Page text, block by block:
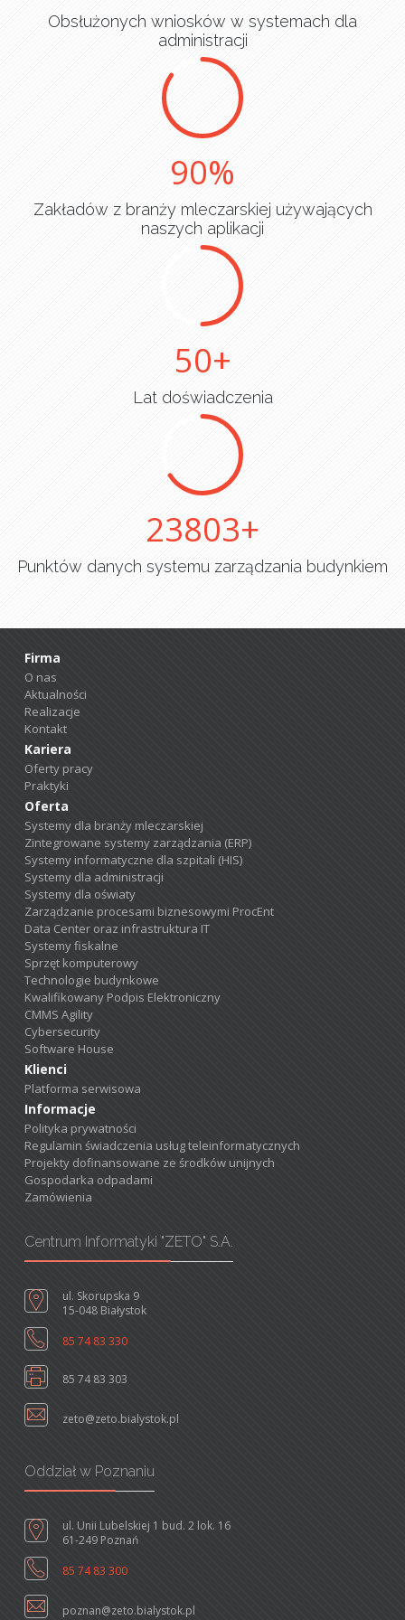
Obsłużonych wniosków w systemach dla
administracji
90
Zakładów z branży mleczarskiej używających
naszych aplikacji
50
Lat doświadczenia
25000
Punktów danych systemu zarządzania budynkiem
Firma
O nas
Aktualności
Realizacje
Kontakt
Kariera
Oferty pracy
Praktyki
Oferta
Systemy dla branży mleczarskiej
Zintegrowane systemy zarządzania (ERP)
Systemy informatyczne dla szpitali (HIS)
Systemy dla administracji
Systemy dla oświaty
Zarządzanie procesami biznesowymi ProcEnt
Data Center oraz infrastruktura IT
Systemy fiskalne
Sprzęt komputerowy
Technologie budynkowe
Kwalifikowany Podpis Elektroniczny
CMMS Agility
Cybersecurity
Software House
Klienci
Platforma serwisowa
Informacje
Polityka prywatności
Regulamin świadczenia usług teleinformatycznych
Projekty dofinansowane ze środków unijnych
Gospodarka odpadami
Zamówienia
Centrum Informatyki "ZETO" S.A.
ul. Skorupska 9
15-048 Białystok
85 74 83 330
85 74 83 303
zeto@zeto.bialystok.pl
Oddział w Poznaniu
ul. Unii Lubelskiej 1 bud. 2 lok. 16
61-249 Poznań
85 74 83 300
poznan@zeto.bialystok.pl